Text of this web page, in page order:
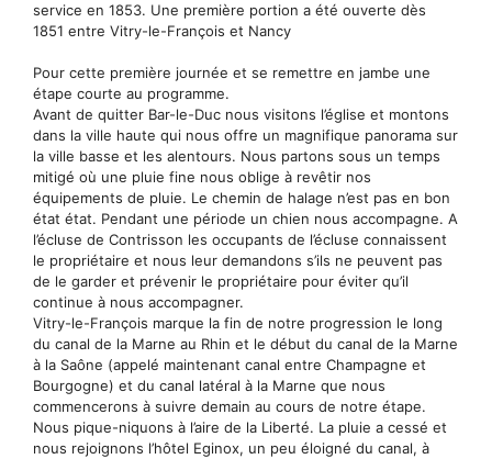
service en 1853. Une première portion a été ouverte dès
1851 entre Vitry-le-François et Nancy
Pour cette première journée et se remettre en jambe une
étape courte au programme.
Avant de quitter Bar-le-Duc nous visitons l’église et montons
dans la ville haute qui nous offre un magnifique panorama sur
la ville basse et les alentours. Nous partons sous un temps
mitigé où une pluie fine nous oblige à revêtir nos
équipements de pluie. Le chemin de halage n’est pas en bon
état état. Pendant une période un chien nous accompagne. A
l’écluse de Contrisson les occupants de l’écluse connaissent
le propriétaire et nous leur demandons s’ils ne peuvent pas
de le garder et prévenir le propriétaire pour éviter qu’il
continue à nous accompagner.
Vitry-le-François marque la fin de notre progression le long
du canal de la Marne au Rhin et le début du canal de la Marne
à la Saône (appelé maintenant canal entre Champagne et
Bourgogne) et du canal latéral à la Marne que nous
commencerons à suivre demain au cours de notre étape.
Nous pique-niquons à l’aire de la Liberté. La pluie a cessé et
nous rejoignons l’hôtel Eginox, un peu éloigné du canal, à